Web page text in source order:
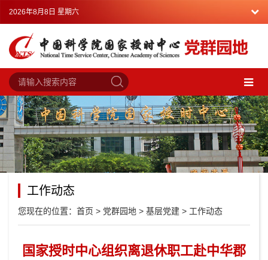
2026年8月8日 星期六
工作动态
您现在的位置： 首页 > 党群园地 > 基层党建 > 工作动态
国家授时中心组织离退休职工赴中华郡